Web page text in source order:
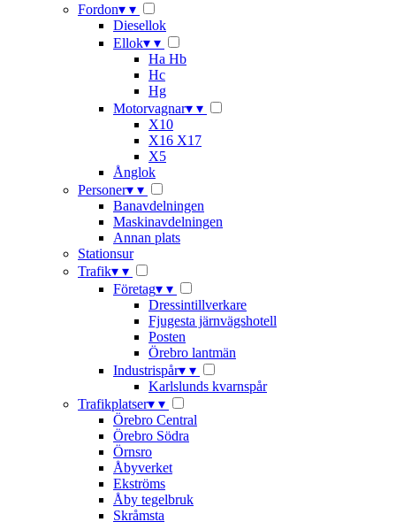
Fordon▾ ▾
Diesellok
Ellok▾ ▾
Ha Hb
Hc
Hg
Motorvagnar▾ ▾
X10
X16 X17
X5
Ånglok
Personer▾ ▾
Banavdelningen
Maskinavdelningen
Annan plats
Stationsur
Trafik▾ ▾
Företag▾ ▾
Dressintillverkare
Fjugesta järnvägshotell
Posten
Örebro lantmän
Industrispår▾ ▾
Karlslunds kvarnspår
Trafikplatser▾ ▾
Örebro Central
Örebro Södra
Örnsro
Åbyverket
Ekströms
Åby tegelbruk
Skråmsta